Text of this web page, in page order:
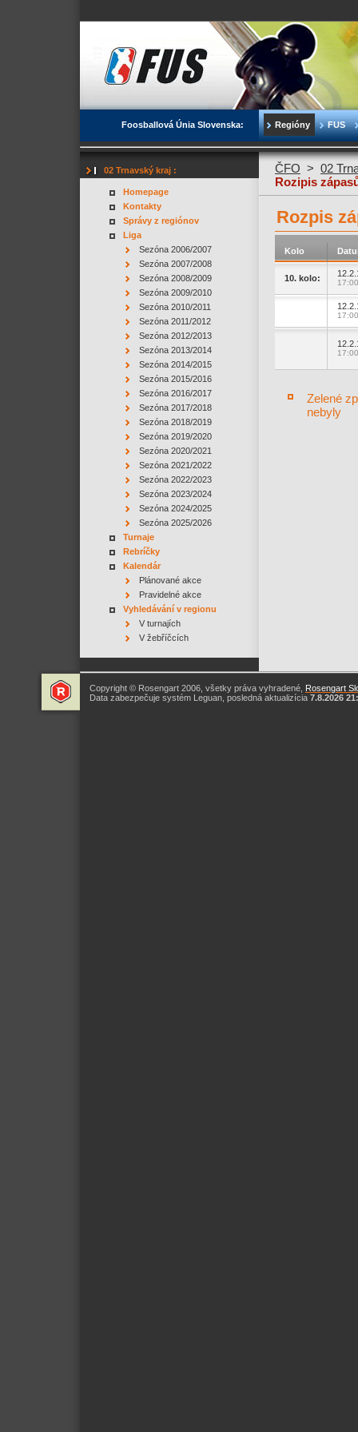
Foosballová Únia Slovenska: Regióny FUS
02 Trnavský kraj :
Homepage
Kontakty
Správy z regiónov
Liga
Sezóna 2006/2007
Sezóna 2007/2008
Sezóna 2008/2009
Sezóna 2009/2010
Sezóna 2010/2011
Sezóna 2011/2012
Sezóna 2012/2013
Sezóna 2013/2014
Sezóna 2014/2015
Sezóna 2015/2016
Sezóna 2016/2017
Sezóna 2017/2018
Sezóna 2018/2019
Sezóna 2019/2020
Sezóna 2020/2021
Sezóna 2021/2022
Sezóna 2022/2023
Sezóna 2023/2024
Sezóna 2024/2025
Sezóna 2025/2026
Turnaje
Rebríčky
Kalendár
Plánované akce
Pravidelné akce
Vyhledávání v regionu
V turnajích
V žebříčcích
ČFO > 02
Rozipis
Rozpis
Kolo
10. kolo: 17:00
17:00
17:00
Zelené
nebyly
Copyright © Rosengart 2006, všetky práva vyhradené, Rosengart
Data zabezpečuje systém Leguan, posledná aktualizícia 7.8.2026